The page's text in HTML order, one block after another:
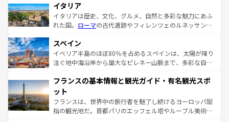
イタリア
イタリアは歴史、文化、グルメ、自然と多彩な魅力にあふ
れた国。 ローマの古代遺跡やフィレンツェのルネッサンス
ろん、トスカーナの美しい田園風景やアマルフィ海岸の絶
景など、自然景観も見逃せない。観光の合間には、本場の
ピザやパスタなど、絶品のイタリア料理を堪能することも
ませてくれるイタリアで、忘れられない旅をしてみよう！
なお、新着のイタリア情報は
しい。
スペイン
イベリア半島のほぼ80％を占めるスペインは、太陽が降り
注ぐ地中海沿岸から雄大なピレネー山脈まで、多彩な自然
文化が根付くこの国では、情熱的なフラメンコ、熱気あふ
れる闘牛、そして美味しいタパスが生活の一部となってい
る。首都マドリードの洗練された雰囲気や、バルセロナの
アートに溢れた街角から、地方では古代ローマ遺跡や中世
フランスの基本情報と観光ガイド・有名観光スポ
ット
フランスは、世界中の旅行者を魅了し続けるヨーロッパ屈
指の観光地だ。首都パリのエッフェル塔やルーブル美術館